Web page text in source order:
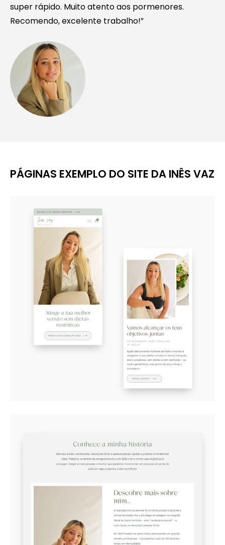
super rápido. Muito atento aos pormenores.
Recomendo, excelente trabalho!”
PÁGINAS EXEMPLO DO SITE DA INÊS VAZ